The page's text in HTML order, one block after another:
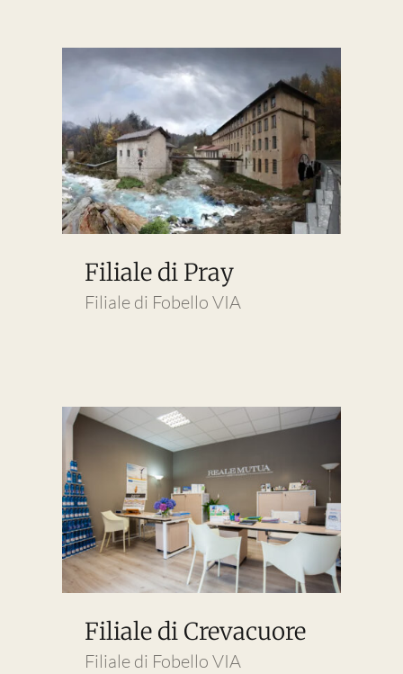
Filiale di Pray
Filiale di Fobello VIA
Filiale di Crevacuore
Filiale di Fobello VIA